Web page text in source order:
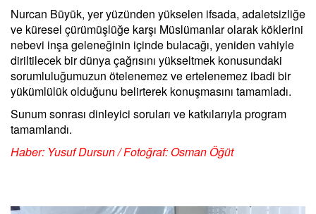
Nurcan Büyük, yer yüzünden yükselen ifsada, adaletsizliğe
ve küresel çürümüşlüğe karşı Müslümanlar olarak köklerini
nebevi inşa geleneğinin içinde bulacağı, yeniden vahiyle
diriltilecek bir dünya çağrısını yükseltmek konusundaki
sorumluluğumuzun ötelenemez ve ertelenemez ibadi bir
yükümlülük olduğunu belirterek konuşmasını tamamladı.
Sunum sonrası dinleyici soruları ve katkılarıyla program
tamamlandı.
Haber: Yusuf Dursun / Fotoğraf: Osman Öğüt